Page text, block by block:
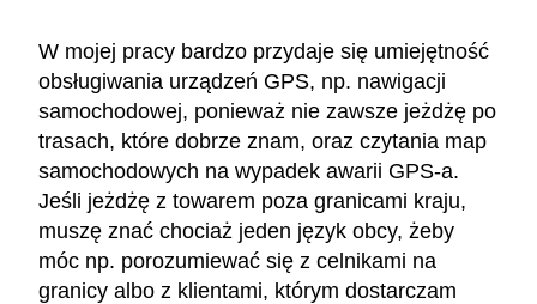
W mojej pracy bardzo przydaje się umiejętność
obsługiwania urządzeń GPS, np. nawigacji
samochodowej, ponieważ nie zawsze jeżdżę po
trasach, które dobrze znam, oraz czytania map
samochodowych na wypadek awarii GPS-a.
Jeśli jeżdżę z towarem poza granicami kraju,
muszę znać chociaż jeden język obcy, żeby
móc np. porozumiewać się z celnikami na
granicy albo z klientami, którym dostarczam